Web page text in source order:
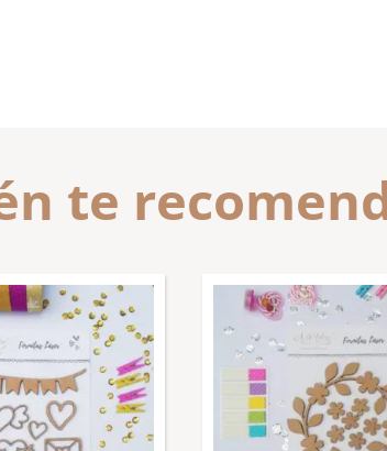
te